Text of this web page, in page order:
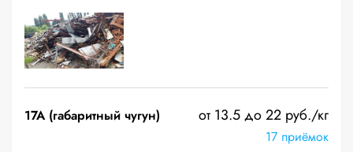
17А (габаритный чугун) от 13.5 до 22 руб./кг
17 приёмок